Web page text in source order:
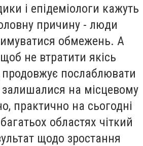
і епідеміологи кажуть
причину - люди
обмежень. А
не втратити якісь
продовжує послаблювати
на місцевому
практично на сьогодні
областях чіткий
щодо зростання